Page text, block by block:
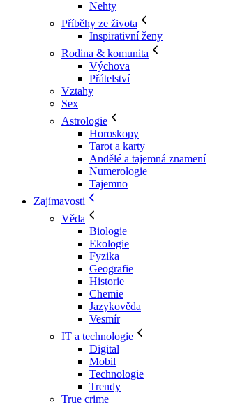
Nehty
Příběhy ze života
Inspirativní ženy
Rodina & komunita
Výchova
Přátelství
Vztahy
Sex
Astrologie
Horoskopy
Tarot a karty
Andělé a tajemná znamení
Numerologie
Tajemno
Zajímavosti
Věda
Biologie
Ekologie
Fyzika
Geografie
Historie
Chemie
Jazykověda
Vesmír
IT a technologie
Digital
Mobil
Technologie
Trendy
True crime